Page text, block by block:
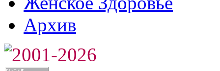
Архив
2001-2026